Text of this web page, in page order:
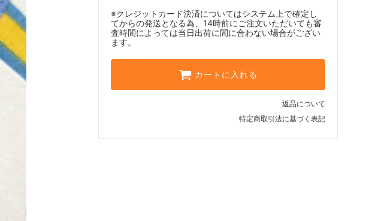
※クレジットカード決済についてはシステム上で確定し
てからの発送となる為、14時前にご注文いただいても審
査時間によっては当日出荷に間に合わない場合がござい
ます。
カートに入れる
返品について
特定商取引法に基づく表記